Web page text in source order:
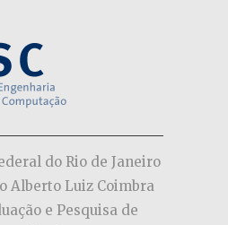
do Rio de Janeiro
Alberto Luiz Coimbra
e Pesquisa de